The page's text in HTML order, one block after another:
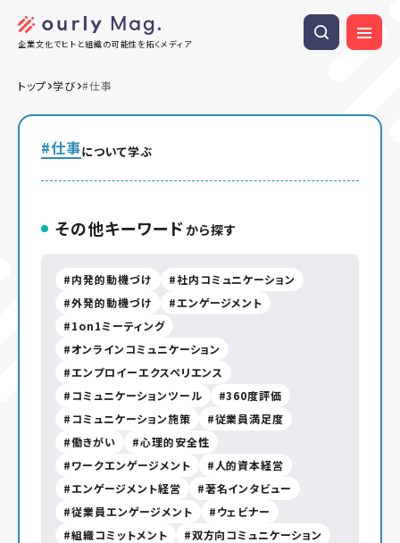
企業文化でヒトと組織の可能性を拓くメディア
トップ 学び #仕事
#仕事について学ぶ
その他キーワード から探す
内発的動機づけ
社内コミュニケーション
外発的動機づけ
エンゲージメント
1on1ミーティング
オンラインコミュニケーション
エンプロイーエクスペリエンス
コミュニケーションツール
360度評価
コミュニケーション施策
従業員満足度
働きがい
心理的安全性
ワークエンゲージメント
人的資本経営
エンゲージメント経営
著名インタビュー
従業員エンゲージメント
ウェビナー
組織コミットメント
双方向コミュニケーション